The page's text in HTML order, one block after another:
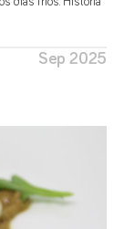
Sep 2025